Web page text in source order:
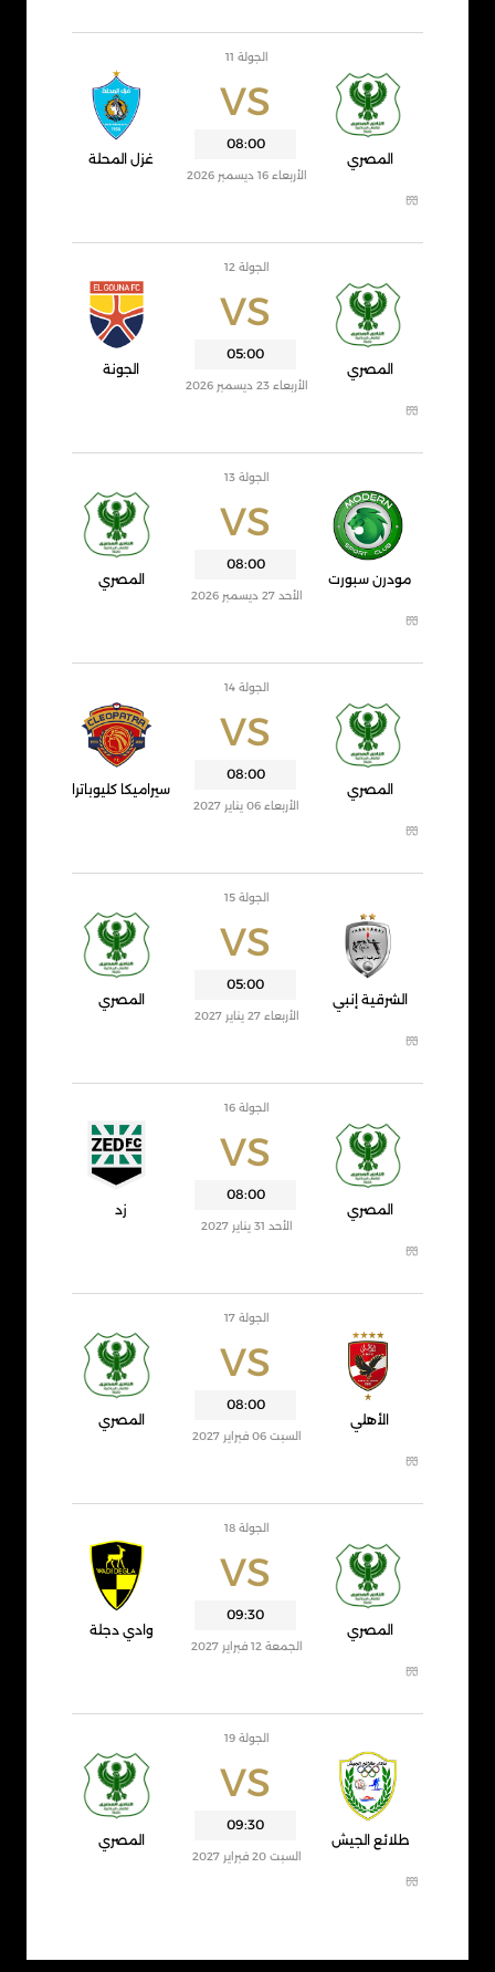
VS
المصري
08:00
الجولة 11
الأربعاء 16 ديسمبر 2026
غزل المحلة
VS
المصري
05:00
الجولة 12
الأربعاء 23 ديسمبر 2026
الجونة
VS
مودرن سبورت
08:00
الجولة 13
الأحد 27 ديسمبر 2026
المصري
VS
المصري
08:00
الجولة 14
الأربعاء 06 يناير 2027
سيراميكا كليوباترا
VS
الشرقية إنبي
05:00
الجولة 15
الأربعاء 27 يناير 2027
المصري
VS
المصري
08:00
الجولة 16
الأحد 31 يناير 2027
زد
VS
الأهلي
08:00
الجولة 17
السبت 06 فبراير 2027
المصري
VS
المصري
09:30
الجولة 18
الجمعة 12 فبراير 2027
وادي دجلة
VS
طلائع الجيش
09:30
الجولة 19
السبت 20 فبراير 2027
المصري